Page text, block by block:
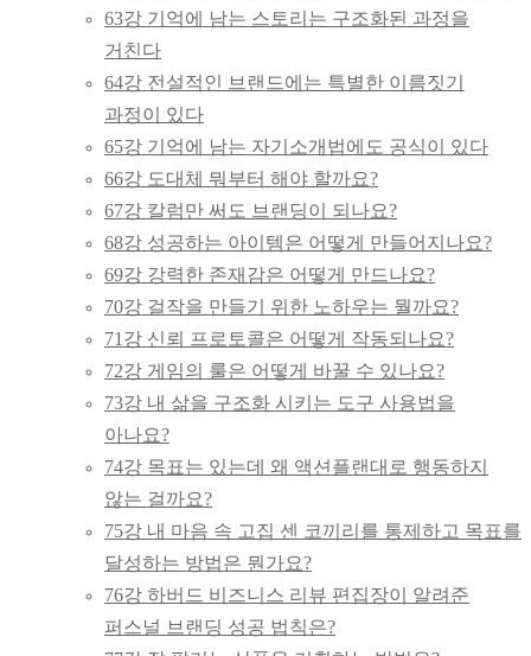
63강 기억에 남는 스토리는 구조화된 과정을
거친다
64강 전설적인 브랜드에는 특별한 이름짓기
과정이 있다
65강 기억에 남는 자기소개법에도 공식이 있다
66강 도대체 뭐부터 해야 할까요?
67강 칼럼만 써도 브랜딩이 되나요?
68강 성공하는 아이템은 어떻게 만들어지나요?
69강 강력한 존재감은 어떻게 만드나요?
70강 걸작을 만들기 위한 노하우는 뭘까요?
71강 신뢰 프로토콜은 어떻게 작동되나요?
72강 게임의 룰은 어떻게 바꿀 수 있나요?
73강 내 삶을 구조화 시키는 도구 사용법을
아나요?
74강 목표는 있는데 왜 액션플랜대로 행동하지
않는 걸까요?
75강 내 마음 속 고집 센 코끼리를 통제하고 목표를
달성하는 방법은 뭔가요?
76강 하버드 비즈니스 리뷰 편집장이 알려준
퍼스널 브랜딩 성공 법칙은?